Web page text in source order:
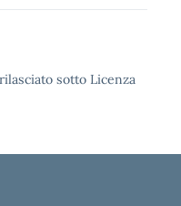
sotto Licenza